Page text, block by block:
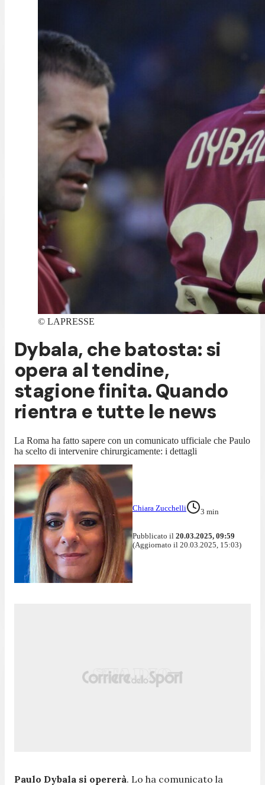
© LAPRESSE
Dybala, che batosta: si
opera al tendine,
stagione finita. Quando
rientra e tutte le news
La Roma ha fatto sapere con un comunicato ufficiale che Paulo
ha scelto di intervenire chirurgicamente: i dettagli
Chiara Zucchelli 3 min
Pubblicato il 20.03.2025, 09:59
(Aggiornato il 20.03.2025, 15:03)
Paulo Dybala si opererà. Lo ha comunicato la